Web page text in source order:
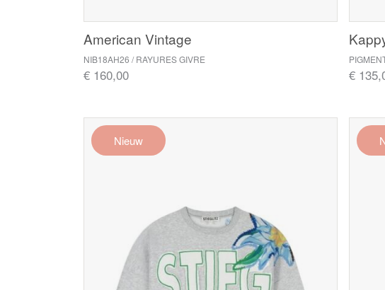
American Vintage
NIB18AH26 / RAYURES GIVRE
€ 160,00 €
Nieuw